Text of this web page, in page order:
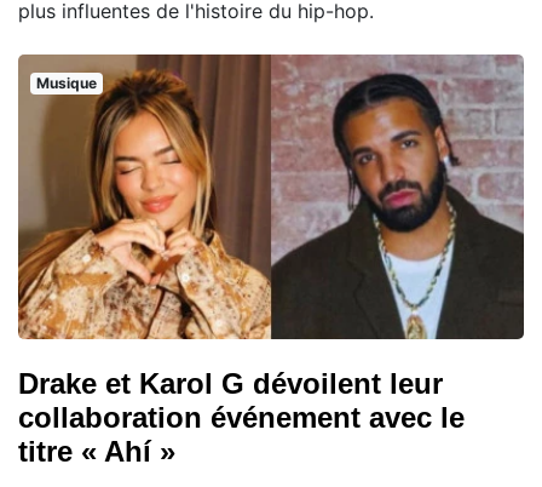
plus influentes de l'histoire du hip-hop.
Musique
Drake et Karol G dévoilent leur
collaboration événement avec le
titre « Ahí »